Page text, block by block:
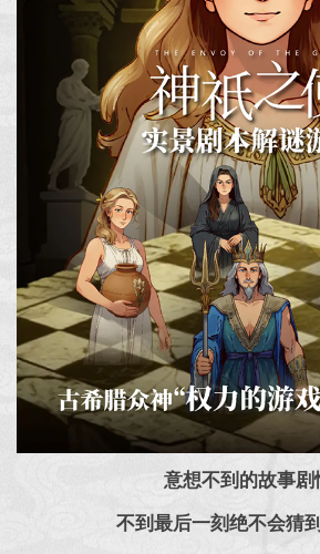
意想不到的故事剧
不到最后一刻绝不会猜